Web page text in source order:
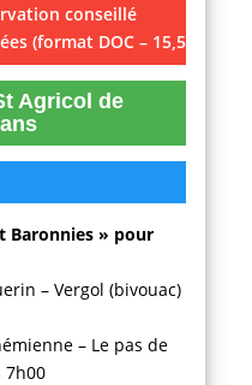
conseillé
(format DOC – 15,5ko)
Agricol de
Baronnies » pour
– Vergol (bivouac)
– Le pas de
7h00